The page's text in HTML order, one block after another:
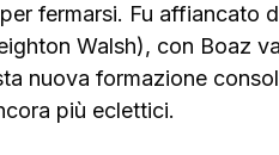
fermarsi. Fu affiancato
Walsh), con Boaz
nuova formazione
più eclettici.